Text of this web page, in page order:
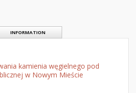
INFORMATION
kamienia węgielnego pod
w Nowym Mieście